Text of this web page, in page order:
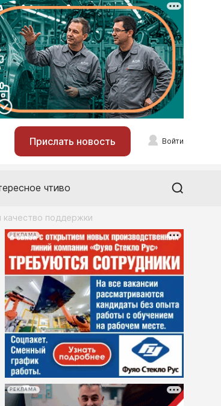
Прислать новость Войти
чтиво
поддержки
РЕКЛАМА
РЕКЛАМА